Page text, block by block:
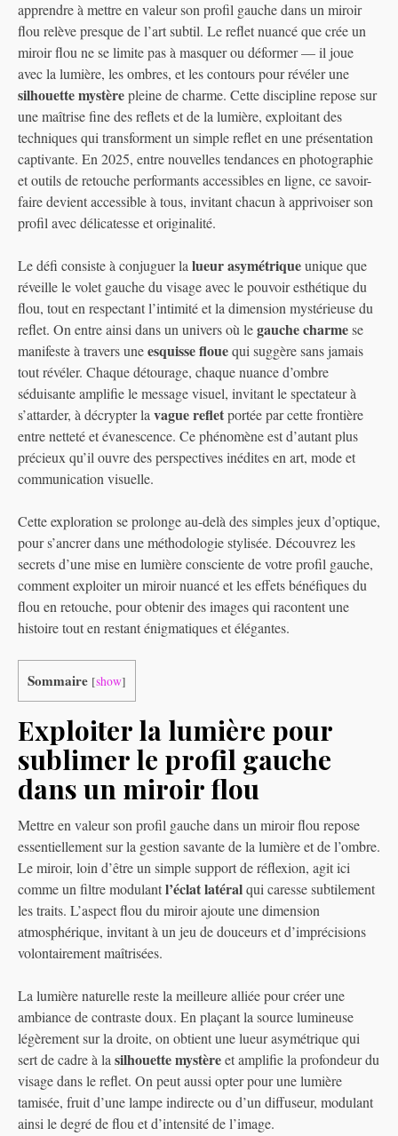
apprendre à mettre en valeur son profil gauche dans un miroir
flou relève presque de l’art subtil. Le reflet nuancé que crée un
miroir flou ne se limite pas à masquer ou déformer — il joue
avec la lumière, les ombres, et les contours pour révéler une
silhouette mystèrepleine de charme. Cette discipline repose sur
une maîtrise fine des reflets et de la lumière, exploitant des
techniques qui transforment un simple reflet en une présentation
captivante. En 2025, entre nouvelles tendances en photographie
et outils de retouche performants accessibles en ligne, ce savoir-
faire devient accessible à tous, invitant chacun à apprivoiser son
profil avec délicatesse et originalité.
Le défi consiste à conjuguer lalueur asymétriqueunique que
réveille le volet gauche du visage avec le pouvoir esthétique du
flou, tout en respectant l’intimité et la dimension mystérieuse du
reflet. On entre ainsi dans un univers où legauche charmese
manifeste à travers uneesquisse flouequi suggère sans jamais
tout révéler. Chaque détourage, chaque nuance d’ombre
séduisante amplifie le message visuel, invitant le spectateur à
s’attarder, à décrypter lavague refletportée par cette frontière
entre netteté et évanescence. Ce phénomène est d’autant plus
précieux qu’il ouvre des perspectives inédites en art, mode et
communication visuelle.
Cette exploration se prolonge au-delà des simples jeux d’optique,
pour s’ancrer dans une méthodologie stylisée. Découvrez les
secrets d’une mise en lumière consciente de votre profil gauche,
comment exploiter un miroir nuancé et les effets bénéfiques du
flou en retouche, pour obtenir des images qui racontent une
histoire tout en restant énigmatiques et élégantes.
Sommaire [show]
Exploiter la lumière pour
sublimer le profil gauche
dans un miroir flou
Mettre en valeur son profil gauche dans un miroir flou repose
essentiellement sur la gestion savante de la lumière et de l’ombre.
Le miroir, loin d’être un simple support de réflexion, agit ici
comme un filtre modulantl’éclat latéralqui caresse subtilement
les traits. L’aspect flou du miroir ajoute une dimension
atmosphérique, invitant à un jeu de douceurs et d’imprécisions
volontairement maîtrisées.
La lumière naturelle reste la meilleure alliée pour créer une
ambiance de contraste doux. En plaçant la source lumineuse
légèrement sur la droite, on obtient une lueur asymétrique qui
sert de cadre à la silhouette mystèreet amplifie la profondeur du
visage dans le reflet. On peut aussi opter pour une lumière
tamisée, fruit d’une lampe indirecte ou d’un diffuseur, modulant
ainsi le degré de flou et d’intensité de l’image.